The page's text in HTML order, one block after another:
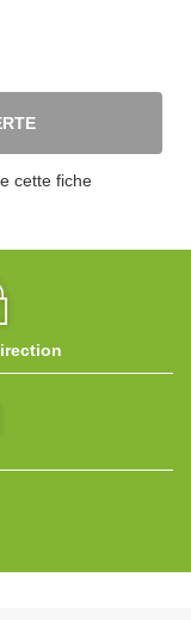
cette fiche